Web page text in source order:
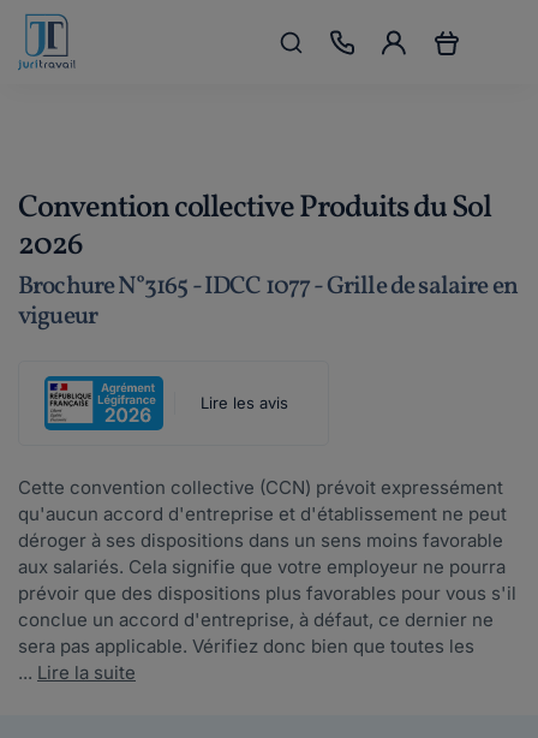
Convention collective Produits du Sol
2026
Brochure N°3165 - IDCC 1077 - Grille de salaire en
vigueur
Lire les avis
Cette convention collective (CCN) prévoit expressément
qu'aucun accord d'entreprise et d'établissement ne peut
déroger à ses dispositions dans un sens moins favorable
aux salariés. Cela signifie que votre employeur ne pourra
prévoir que des dispositions plus favorables pour vous s'il
conclue un accord d'entreprise, à défaut, ce dernier ne
sera pas applicable. Vérifiez donc bien que toutes les
... Lire la suite